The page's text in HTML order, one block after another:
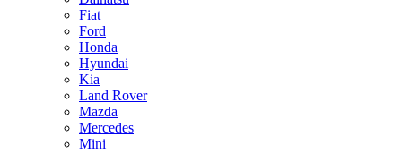
Fiat
Ford
Honda
Hyundai
Kia
Land Rover
Mazda
Mercedes
Mini